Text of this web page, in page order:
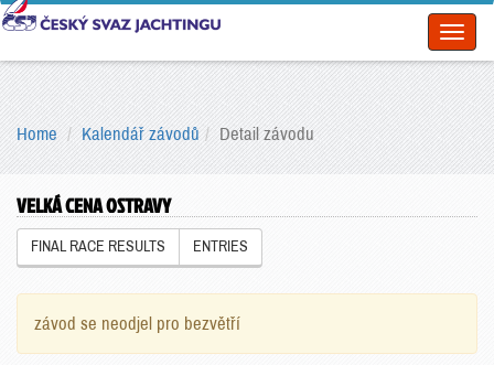
Home Kalendář závodů Detail závodu
VELKÁ CENA OSTRAVY
FINAL RACE RESULTS ENTRIES
závod se neodjel pro bezvětří